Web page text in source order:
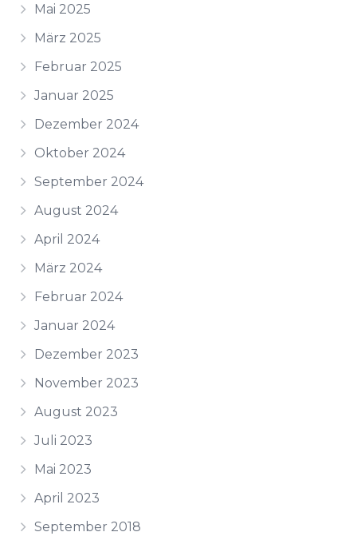
Mai 2025
März 2025
Februar 2025
Januar 2025
Dezember 2024
Oktober 2024
September 2024
August 2024
April 2024
März 2024
Februar 2024
Januar 2024
Dezember 2023
November 2023
August 2023
Juli 2023
Mai 2023
April 2023
September 2018